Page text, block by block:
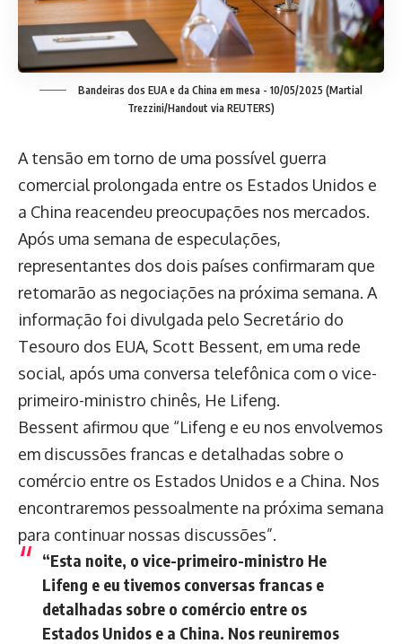
Bandeiras dos EUA e da China em mesa - 10/05/2025 (Martial
Trezzini/Handout via REUTERS)
A tensão em torno de uma possível guerra
comercial prolongada entre os Estados Unidos e
a China reacendeu preocupações nos mercados.
Após uma semana de especulações,
representantes dos dois países confirmaram que
retomarão as negociações na próxima semana. A
informação foi divulgada pelo Secretário do
Tesouro dos EUA, Scott Bessent, em uma rede
social, após uma conversa telefônica com o vice-
primeiro-ministro chinês, He Lifeng.
Bessent afirmou que “Lifeng e eu nos envolvemos
em discussões francas e detalhadas sobre o
comércio entre os Estados Unidos e a China. Nos
encontraremos pessoalmente na próxima semana
para continuar nossas discussões”.
“Esta noite, o vice-primeiro-ministro He
Lifeng e eu tivemos conversas francas e
detalhadas sobre o comércio entre os
Estados Unidos e a China. Nos reuniremos